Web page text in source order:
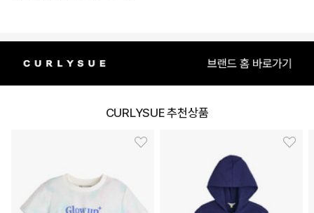
CURLYSUE 추천상품